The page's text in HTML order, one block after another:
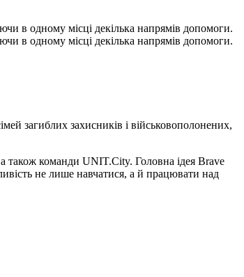
в одному місці декілька напрямів допомоги.
в одному місці декілька напрямів допомоги.
загиблих захисників і військовополонених,
а також команди UNIT.City. Головна ідея Brave
не лише навчатися, а й працювати над